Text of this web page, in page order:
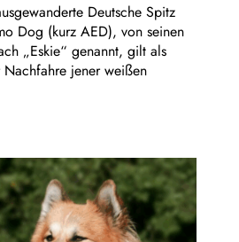
Deutsche Spitz
Dog (kurz AED), von seinen
„Eskie“ genannt, gilt als
Nachfahre jener weißen